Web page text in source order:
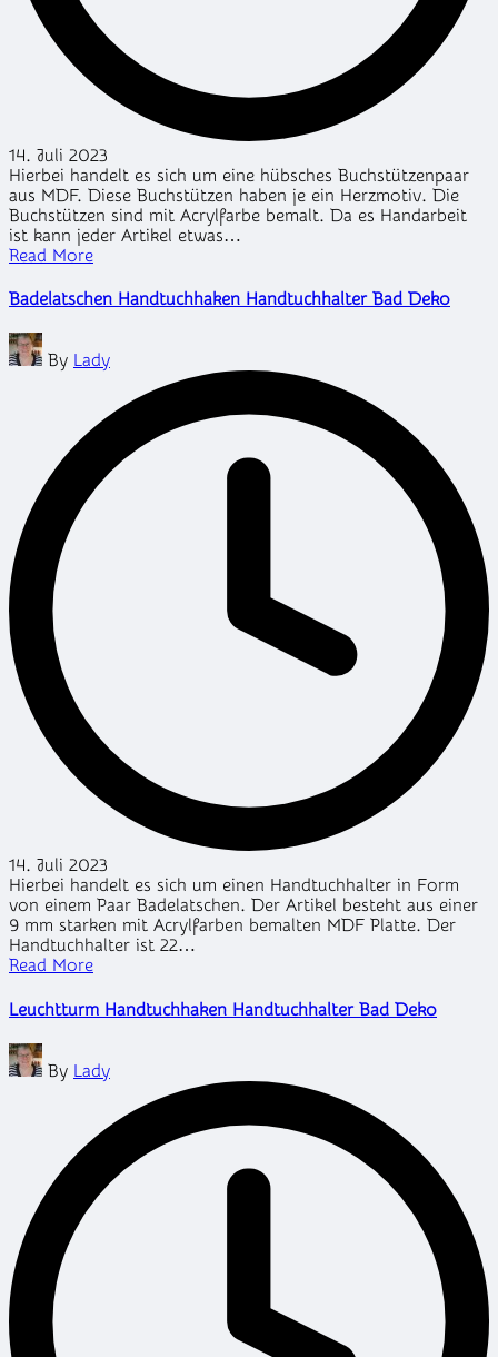
14. Juli 2023
Hierbei handelt es sich um eine hübsches Buchstützenpaar
aus MDF. Diese Buchstützen haben je ein Herzmotiv. Die
Buchstützen sind mit Acrylfarbe bemalt. Da es Handarbeit
ist kann jeder Artikel etwas…
Read More
Badelatschen Handtuchhaken Handtuchhalter Bad Deko
Posted
by
By Lady
14. Juli 2023
Hierbei handelt es sich um einen Handtuchhalter in Form
von einem Paar Badelatschen. Der Artikel besteht aus einer
9 mm starken mit Acrylfarben bemalten MDF Platte. Der
Handtuchhalter ist 22…
Read More
Leuchtturm Handtuchhaken Handtuchhalter Bad Deko
Posted
by
By Lady